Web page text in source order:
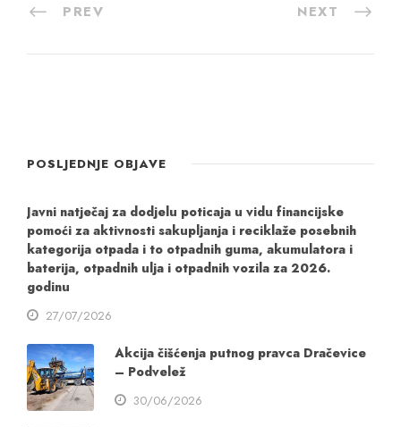
PREV NEXT
POSLJEDNJE OBJAVE
Javni natječaj za dodjelu poticaja u vidu financijske
pomoći za aktivnosti sakupljanja i reciklaže posebnih
kategorija otpada i to otpadnih guma, akumulatora i
baterija, otpadnih ulja i otpadnih vozila za 2026.
godinu
27/07/2026
Akcija čišćenja putnog pravca Dračevice
– Podvelež
30/06/2026